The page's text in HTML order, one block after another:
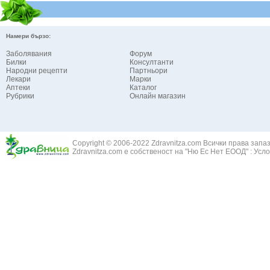
Намери бързо:
Заболявания
Билки
Народни рецепти
Лекари
Аптеки
Рубрики
Форум
Консултанти
Партньори
Марки
Каталог
Онлайн магазин
Copyright © 2006-2022 Zdravnitza.com Всички права
Zdravnitza.com е собственост на "Ню Ес Нет ЕООД" :